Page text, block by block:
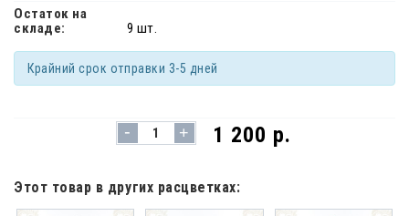
Остаток на
складе:
9 шт.
Крайний срок отправки 3-5 дней
- + 1 200 р.
Этот товар в других расцветках: